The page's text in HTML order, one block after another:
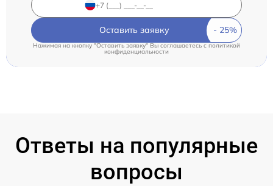
Оставить заявку
Нажимая на кнопку "Оставить заявку" Вы соглашаетесь c политикой
конфиденциальности
Ответы на популярные
вопросы